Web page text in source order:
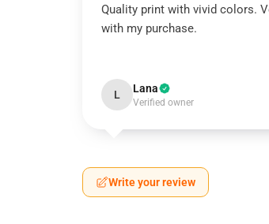
Quality print with vivid colors.
with my purchase.
L Lana
Verified owner
Write your review